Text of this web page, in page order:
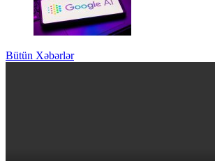
Bütün Xəbərlər